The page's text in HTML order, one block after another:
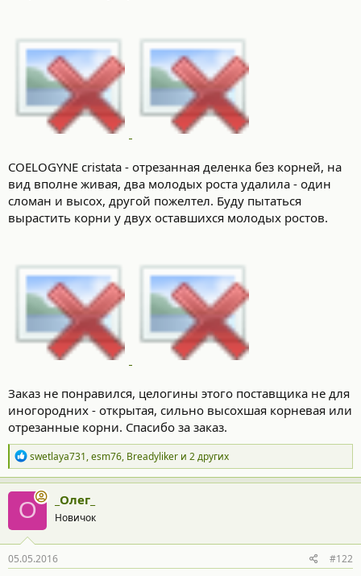
COELOGYNE cristata - отрезанная деленка без корней, на
вид вполне живая, два молодых роста удалила - один
сломан и высох, другой пожелтел. Буду пытаться
вырастить корни у двух оставшихся молодых ростов.
Заказ не понравился, целогины этого поставщика не для
иногородних - открытая, сильно высохшая корневая или
отрезанные корни. Спасибо за заказ.
Р
е
а
к
ц
и
и
:
swetlaya731,esm76, Breadyliker и 2 других
О _Олег_
Новичок
05.05.2016 #122